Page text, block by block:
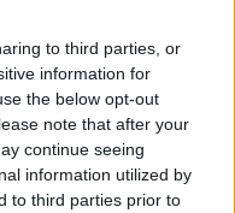
to third parties, or
information for
the below opt-out
note that after your
continue seeing
information utilized by
to third parties prior to
afronta así una
González,
en la campaña de
de Lanzarote
alejado de la